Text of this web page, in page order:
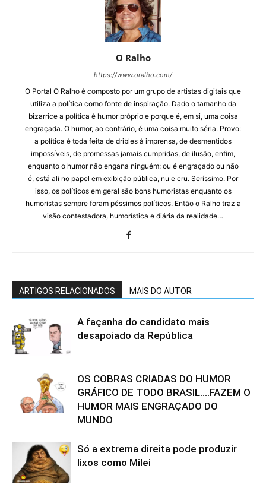
O Ralho
https://www.oralho.com/
O Portal O Ralho é composto por um grupo de artistas digitais que
utiliza a política como fonte de inspiração. Dado o tamanho da
bizarrice a política é humor próprio e porque é, em si, uma coisa
engraçada. O humor, ao contrário, é uma coisa muito séria. Provo:
a política é toda feita de dribles à imprensa, de desmentidos
impossíveis, de promessas jamais cumpridas, de ilusão, enfim,
enquanto o humor não engana ninguém: ou é engraçado ou não
é, está ali no papel em exibição pública, nu e cru. Seríssimo. Por
isso, os políticos em geral são bons humoristas enquanto os
humoristas sempre foram péssimos políticos. Então o Ralho traz a
visão contestadora, humorística e diária da realidade…
ARTIGOS RELACIONADOS MAIS DO AUTOR
A façanha do candidato mais
desapoiado da República
OS COBRAS CRIADAS DO HUMOR
GRÁFICO DE TODO BRASIL….FAZEM O
HUMOR MAIS ENGRAÇADO DO
MUNDO
Só a extrema direita pode produzir
lixos como Milei